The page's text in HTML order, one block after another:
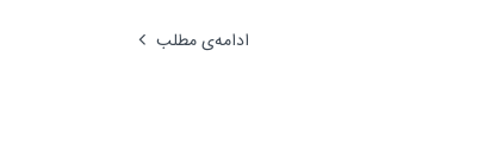
ادامه‌ی مطلب